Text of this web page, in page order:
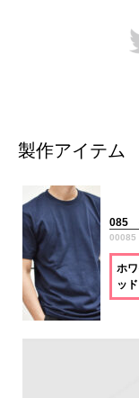
製作アイテム
085
00085
ホ
ッ